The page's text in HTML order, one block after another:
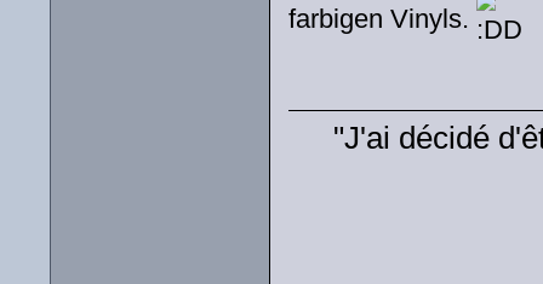
farbigen Vinyls.
"J'ai décidé